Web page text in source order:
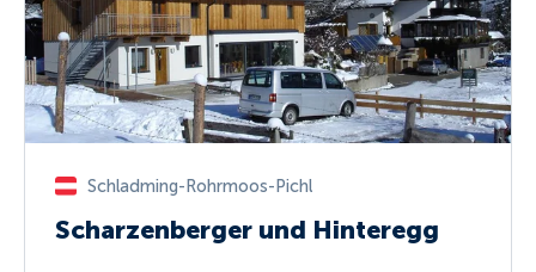
Schladming-Rohrmoos-Pichl
Scharzenberger und Hinteregg